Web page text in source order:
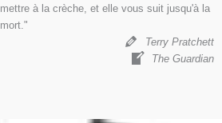
mettre à la crèche, et elle vous suit jusqu'à la
mort."
Terry Pratchett
The Guardian